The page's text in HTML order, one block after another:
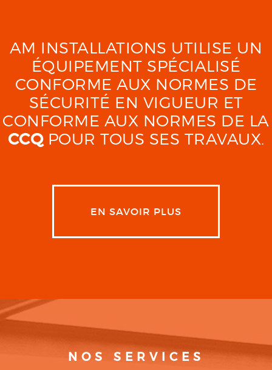
AM INSTALLATIONS UTILISE UN
ÉQUIPEMENT SPÉCIALISÉ
CONFORME AUX NORMES DE
SÉCURITÉ EN VIGUEUR ET
CONFORME AUX NORMES DE LA
CCQPOUR TOUS SES TRAVAUX.
EN SAVOIR PLUS
NOS SERVICES